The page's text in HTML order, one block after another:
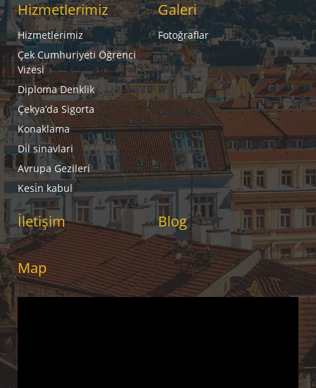
Hizmetlerimiz
Hizmetlerimiz
Çek Cumhuriyeti Öğrenci
Vizesi
Diploma Denklik
Çekya’da Sigorta
Konaklama
Di̇l sinavlari
Avrupa Gezileri
Kesi̇n kabul
Galeri
Fotoğraflar
İletişim Blog
Map